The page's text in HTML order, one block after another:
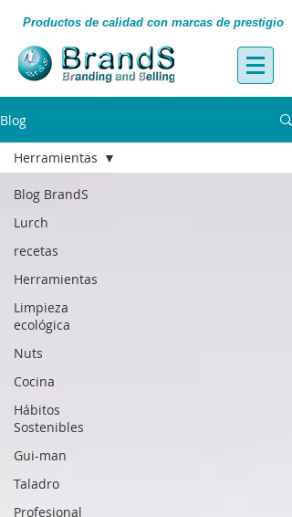
Productos de calidad con marcas de prestigio
Blog
Blog BrandS
Lurch
recetas
Herramientas
Limpieza
ecológica
Nuts
Cocina
Hábitos
Sostenibles
Gui-man
Taladro
Profesional
Herramientas